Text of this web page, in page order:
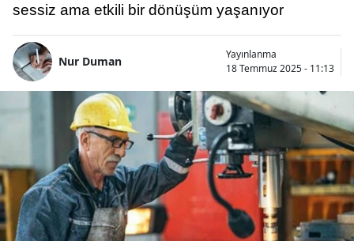
sessiz ama etkili bir dönüşüm yaşanıyor
Nur Duman
Yayınlanma
18 Temmuz 2025 - 11:13